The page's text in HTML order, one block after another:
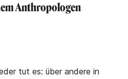
Anthropologen
tut es: über andere in